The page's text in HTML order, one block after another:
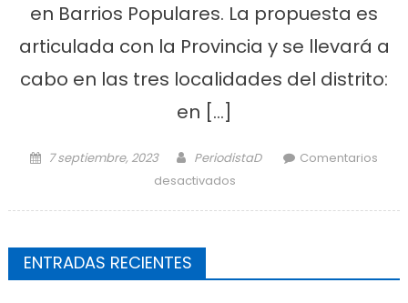
en Barrios Populares. La propuesta es
articulada con la Provincia y se llevará a
cabo en las tres localidades del distrito:
en […]
Posted on
7 septiembre, 2023 Author
PeriodistaD
Comentarios
desactivados
ENTRADAS RECIENTES